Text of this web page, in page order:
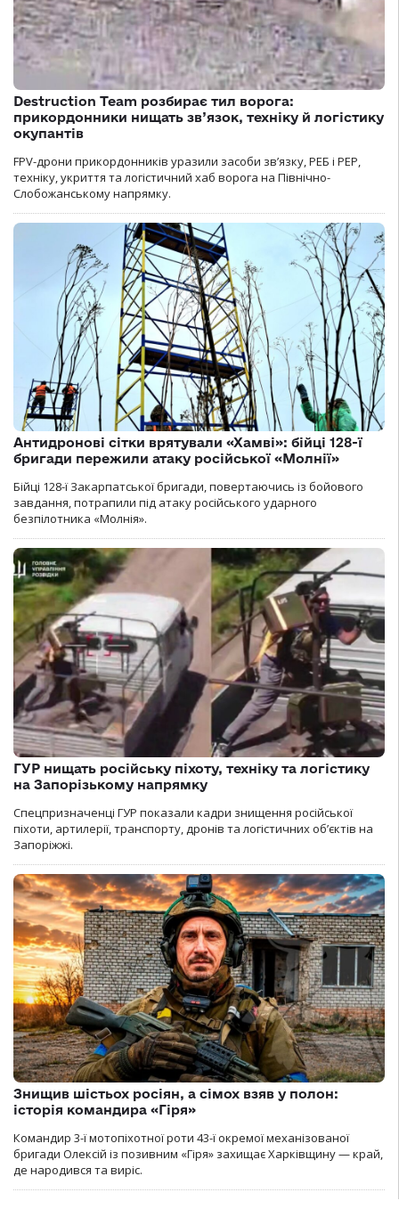
Destruction Team розбирає тил ворога:
прикордонники нищать зв’язок, техніку й логістику
окупантів
FPV-дрони прикордонників уразили засоби зв’язку, РЕБ і РЕР,
техніку, укриття та логістичний хаб ворога на Північно-
Слобожанському напрямку.
Антидронові сітки врятували «Хамві»: бійці 128-ї
бригади пережили атаку російської «Молнії»
Бійці 128-ї Закарпатської бригади, повертаючись із бойового
завдання, потрапили під атаку російського ударного
безпілотника «Молнія».
ГУР нищать російську піхоту, техніку та логістику
на Запорізькому напрямку
Спецпризначенці ГУР показали кадри знищення російської
піхоти, артилерії, транспорту, дронів та логістичних об’єктів на
Запоріжжі.
Знищив шістьох росіян, а сімох взяв у полон:
історія командира «Гіря»
Командир 3-ї мотопіхотної роти 43-ї окремої механізованої
бригади Олексій із позивним «Гіря» захищає Харківщину — край,
де народився та виріс.